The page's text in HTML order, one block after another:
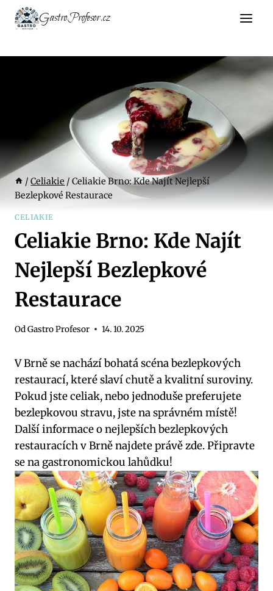
Přeskočit
GastroProfesor.cz
/ Celiakie / Celiakie Brno: Kde Najít Nejlepší
Bezlepkové Restaurace
CELIAKIE
Celiakie Brno: Kde Najít
Nejlepší Bezlepkové
Restaurace
OdGastro Profesor 14. 10. 2025
V Brně se nachází bohatá scéna bezlepkových
restaurací, které slaví chutě a kvalitní suroviny.
Pokud jste celiak, nebo jednoduše preferujete
bezlepkovou stravu, jste na správném místě!
Další informace o nejlepších bezlepkových
restauracích v Brně najdete právě zde. Připravte
se na gastronomickou lahůdku!